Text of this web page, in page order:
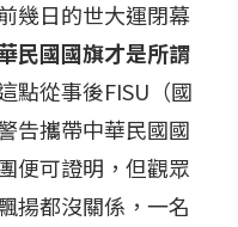
幾日的世大運閉幕
民國國旗才是所謂
點從事後FISU（國
告攜帶中華民國國
便可證明，但觀眾
揚都沒關係，一名